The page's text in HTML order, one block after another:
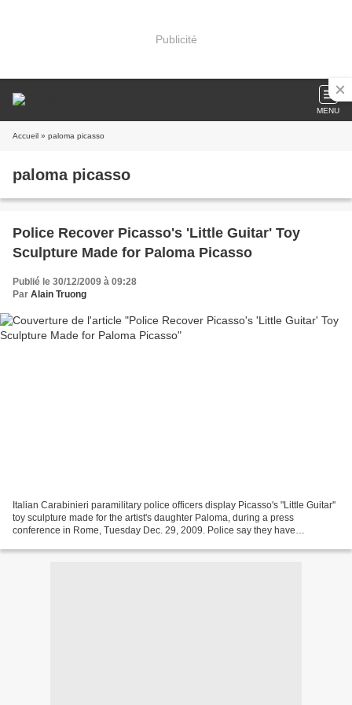
Publicité
MENU
Accueil » paloma picasso
paloma picasso
Police Recover Picasso's 'Little Guitar' Toy
Sculpture Made for Paloma Picasso
Publié le 30/12/2009 à 09:28
Par Alain Truong
Italian Carabinieri paramilitary police officers display Picasso's "Little Guitar''
toy sculpture made for the artist's daughter Paloma, during a press
conference in Rome, Tuesday Dec. 29, 2009. Police say they have